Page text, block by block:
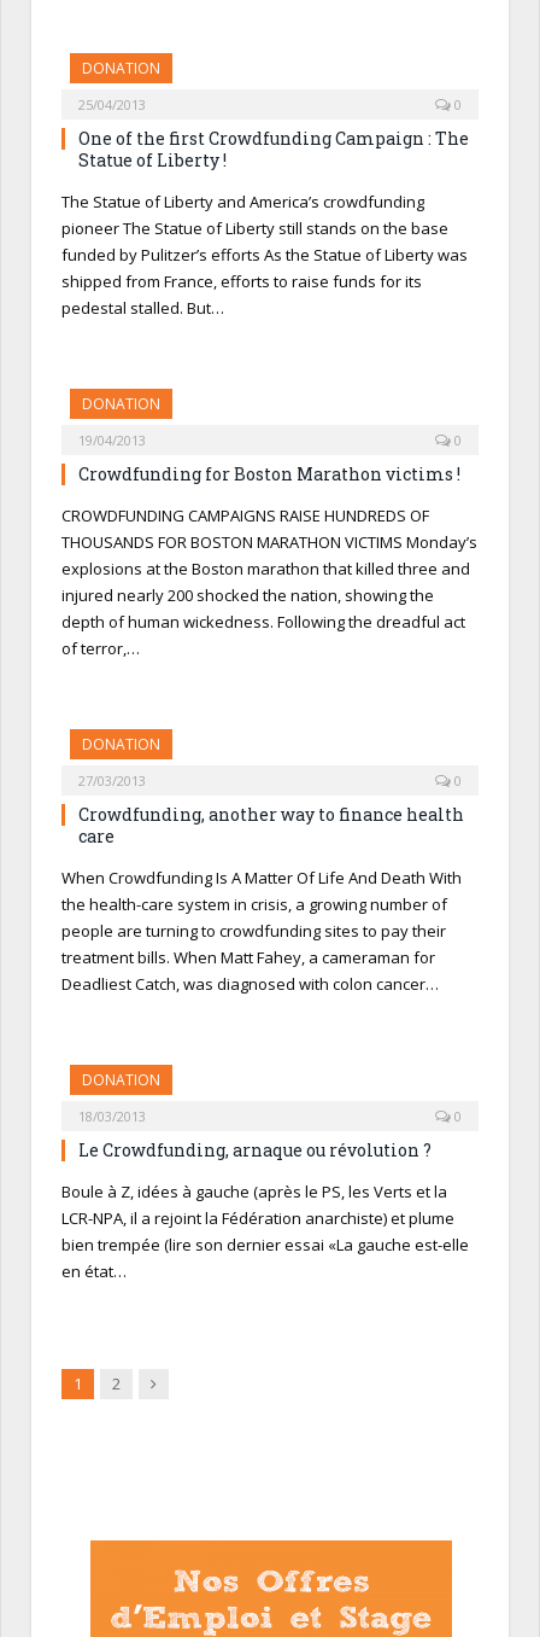
DONATION
25/04/2013 0
One of the first Crowdfunding Campaign : The
Statue of Liberty !
The Statue of Liberty and America’s crowdfunding
pioneer The Statue of Liberty still stands on the base
funded by Pulitzer’s efforts As the Statue of Liberty was
shipped from France, efforts to raise funds for its
pedestal stalled. But…
DONATION
19/04/2013 0
Crowdfunding for Boston Marathon victims !
CROWDFUNDING CAMPAIGNS RAISE HUNDREDS OF
THOUSANDS FOR BOSTON MARATHON VICTIMS Monday’s
explosions at the Boston marathon that killed three and
injured nearly 200 shocked the nation, showing the
depth of human wickedness. Following the dreadful act
of terror,…
DONATION
27/03/2013 0
Crowdfunding, another way to finance health
care
When Crowdfunding Is A Matter Of Life And Death With
the health-care system in crisis, a growing number of
people are turning to crowdfunding sites to pay their
treatment bills. When Matt Fahey, a cameraman for
Deadliest Catch, was diagnosed with colon cancer…
DONATION
18/03/2013 0
Le Crowdfunding, arnaque ou révolution ?
Boule à Z, idées à gauche (après le PS, les Verts et la
LCR-NPA, il a rejoint la Fédération anarchiste) et plume
bien trempée (lire son dernier essai «La gauche est-elle
en état…
1 2 Suivant